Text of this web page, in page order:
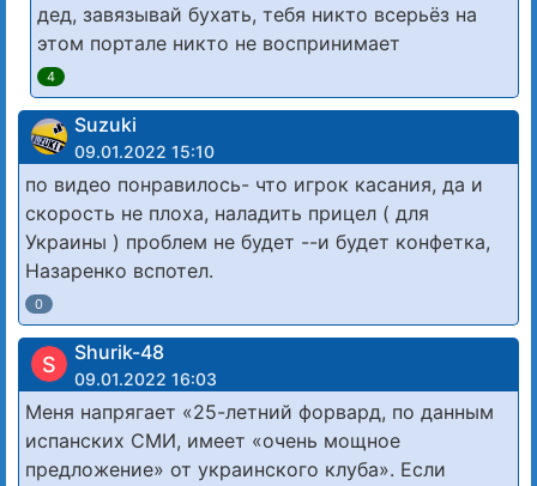
дед, завязывай бухать, тебя никто всерьёз на
этом портале никто не воспринимает
4
Suzuki
09.01.2022 15:10
по видео понравилось- что игрок касания, да и
скорость не плоха, наладить прицел ( для
Украины ) проблем не будет --и будет конфетка,
Назаренко вспотел.
0
S Shurik-48
09.01.2022 16:03
Меня напрягает «25-летний форвард, по данным
испанских СМИ, имеет «очень мощное
предложение» от украинского клуба». Если